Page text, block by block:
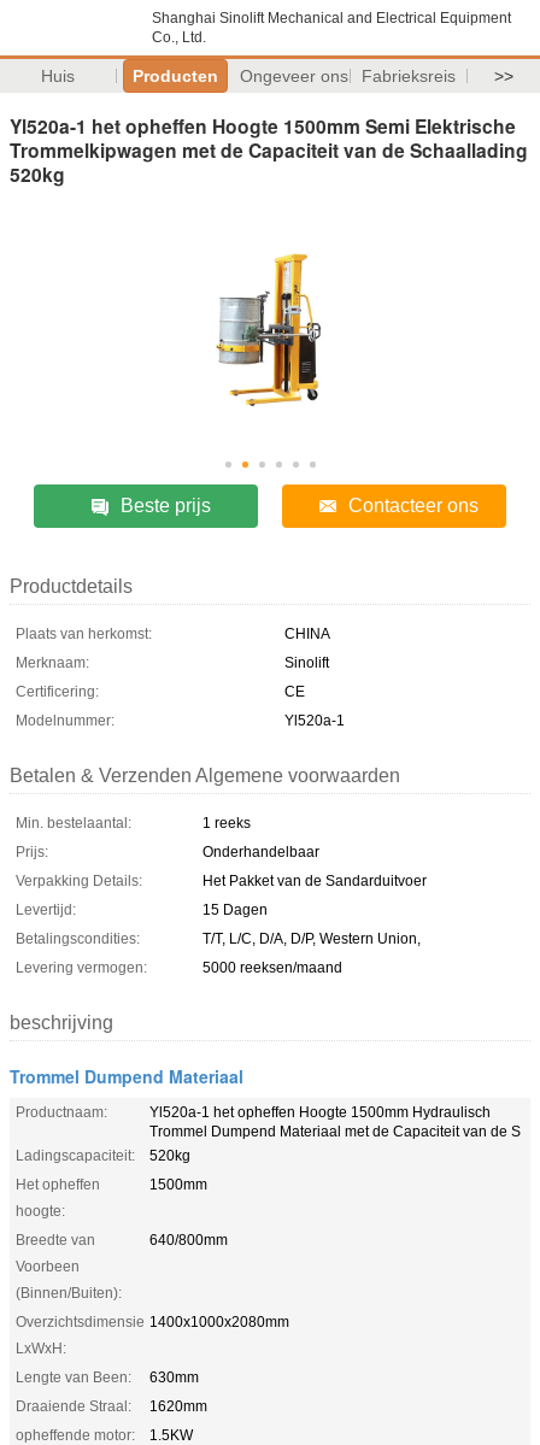
Shanghai Sinolift Mechanical and Electrical Equipment
Co., Ltd.
Huis Producten Ongeveer ons Fabrieksreis >>
Yl520a-1 het opheffen Hoogte 1500mm Semi Elektrische
Trommelkipwagen met de Capaciteit van de Schaallading
520kg
Beste prijs Contacteer ons
Productdetails
Plaats van herkomst:
CHINA
Merknaam:
Sinolift
Certificering:
CE
Modelnummer:
Yl520a-1
Betalen & Verzenden Algemene voorwaarden
Min. bestelaantal:
1 reeks
Prijs:
Onderhandelbaar
Verpakking Details:
Het Pakket van de Sandarduitvoer
Levertijd:
15 Dagen
Betalingscondities:
T/T, L/C, D/A, D/P, Western Union,
Levering vermogen:
5000 reeksen/maand
beschrijving
Trommel Dumpend Materiaal
Productnaam:
Yl520a-1 het opheffen Hoogte 1500mm Hydraulisch
Trommel Dumpend Materiaal met de Capaciteit van de S
Ladingscapaciteit:
520kg
Het opheffen
hoogte:
1500mm
Breedte van
Voorbeen
(Binnen/Buiten):
640/800mm
Overzichtsdimensie
LxWxH:
1400x1000x2080mm
Lengte van Been:
630mm
Draaiende Straal:
1620mm
opheffende motor:
1.5KW